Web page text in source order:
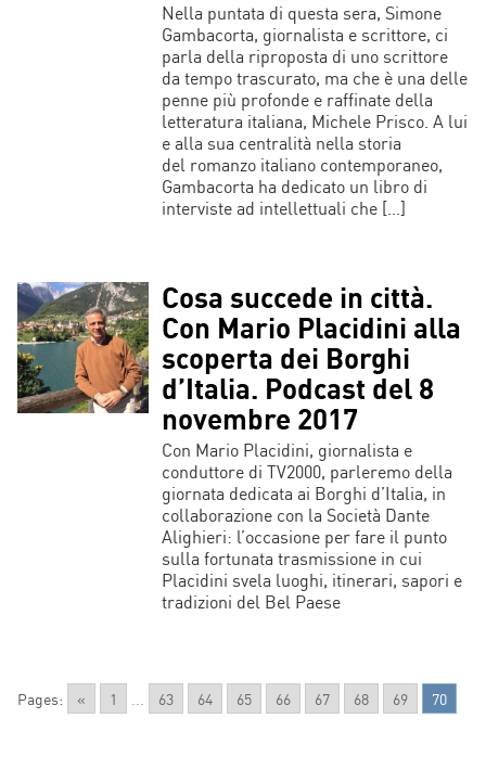
Nella puntata di questa sera, Simone
Gambacorta, giornalista e scrittore, ci
parla della riproposta di uno scrittore
da tempo trascurato, ma che è una delle
penne più profonde e raffinate della
letteratura italiana, Michele Prisco. A lui
e alla sua centralità nella storia
del romanzo italiano contemporaneo,
Gambacorta ha dedicato un libro di
interviste ad intellettuali che […]
Cosa succede in città.
Con Mario Placidini alla
scoperta dei Borghi
d’Italia. Podcast del 8
novembre 2017
Con Mario Placidini, giornalista e
conduttore di TV2000, parleremo della
giornata dedicata ai Borghi d’Italia, in
collaborazione con la Società Dante
Alighieri: l’occasione per fare il punto
sulla fortunata trasmissione in cui
Placidini svela luoghi, itinerari, sapori e
tradizioni del Bel Paese
Pages: « 1 63 64 65 66 67 68 69 70